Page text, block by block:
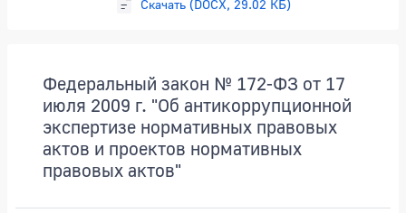
Скачать (DOCX, 29.02 КБ)
Федеральный закон № 172-ФЗ от 17
июля 2009 г. "Об антикоррупционной
экспертизе нормативных правовых
актов и проектов нормативных
правовых актов"